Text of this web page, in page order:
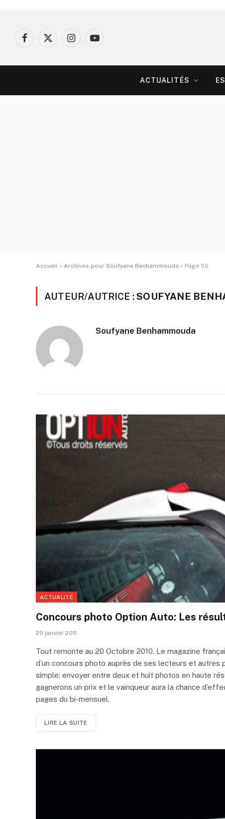
Facebook
X
InstagramYouTube
ACTUALITÉS
Accueil » Archives pour Soufyane Benhammouda » Page 56
AUTEUR/AUTRICE :SOUFYANE
Soufyane Benhammouda
ACTUALITÉ
Concours photo Option Auto: Les
29 janvier 2011
Tout remonte au 20 Octobre 2010. Le magazine
d’un concours photo auprès de ses lecteurs et autres
simple: envoyer entre deux et huit photos en haute
gagnerons un prix et le vainqueur aura la chance
pages du bi-mensuel.
LIRE LA SUITE